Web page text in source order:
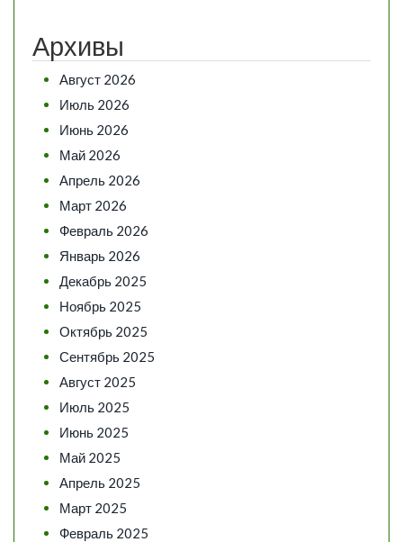
Архивы
Август 2026
Июль 2026
Июнь 2026
Май 2026
Апрель 2026
Март 2026
Февраль 2026
Январь 2026
Декабрь 2025
Ноябрь 2025
Октябрь 2025
Сентябрь 2025
Август 2025
Июль 2025
Июнь 2025
Май 2025
Апрель 2025
Март 2025
Февраль 2025